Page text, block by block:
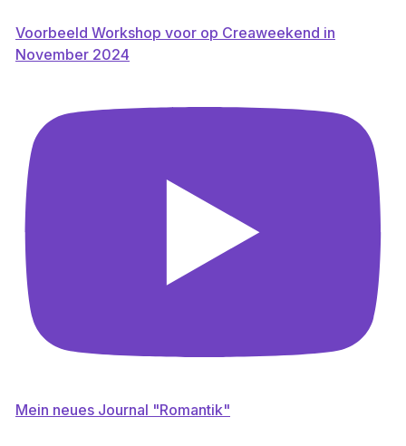
Voorbeeld Workshop voor op Creaweekend in
November 2024
Mein neues Journal "Romantik"